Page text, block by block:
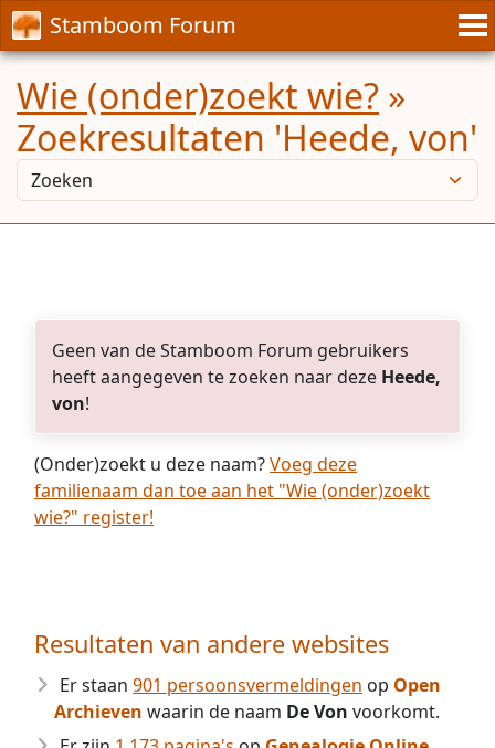
Stamboom Forum
Wie (onder)zoekt wie? »
Zoekresultaten 'Heede, von'
Geen van de Stamboom Forum gebruikers
heeft aangegeven te zoeken naar deze Heede,
von!
(Onder)zoekt u deze naam?Voeg deze
familienaam dan toe aan het "Wie (onder)zoekt
wie?" register!
Resultaten van andere websites
Er staan 901 persoonsvermeldingen op Open
Archieven waarin de naam De Von voorkomt.